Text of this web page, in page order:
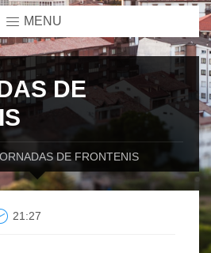
MENU
DE
DE FRONTENIS
21:27